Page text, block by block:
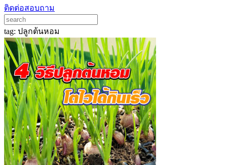
ติดต่อสอบถาม
tag: ปลูกต้นหอม